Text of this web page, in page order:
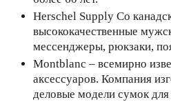
Herschel Supply Co
высококачественные
мессенджеры, рюкзаки,
Montblanc – всемирно
аксессуаров. Компания
деловые модели сумок